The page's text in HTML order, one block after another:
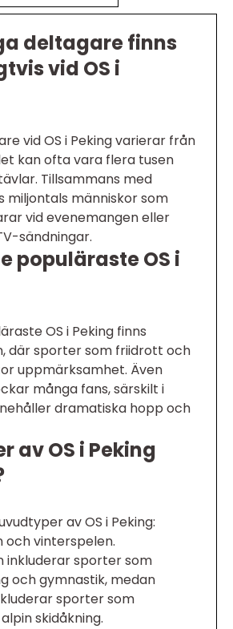
deltagare finns
vid OS i
vid OS i Peking varierar från
kan ofta vara flera tusen
Tillsammans med
miljontals människor som
vid evenemangen eller
sändningar.
populäraste OS i
OS i Peking finns
där sporter som friidrott och
uppmärksamhet. Även
många fans, särskilt i
dramatiska hopp och
av OS i Peking
av OS i Peking:
och vinterspelen.
inkluderar sporter som
och gymnastik, medan
sporter som
skidåkning.